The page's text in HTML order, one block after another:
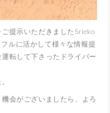
提示いただきましたSrieko
ルに活かして様々な情報提
転して下さったドライバー
会がございましたら、よろ